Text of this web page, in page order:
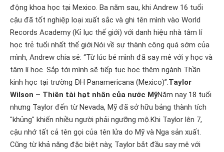
động khoa học tại Mexico. Ba năm sau, khi Andrew 16 tuổi
cậu đã tốt nghiệp loại xuất sắc và ghi tên mình vào World
Records Academy (Kỉ lục thế giới) với danh hiệu nhà tâm lí
học trẻ tuổi nhất thế giới.Nói về sự thành công quá sớm của
mình, Andrew chia sẻ: “Từ lúc bé mình đã say mê với y học và
tâm lí học. Sắp tới mình sẽ tiếp tục học thêm ngành Thần
kinh học tại trường ĐH Panamericana (Mexico)”.Taylor
Wilson – Thiên tài hạt nhân của nước MỹNăm nay 18 tuổi
nhưng Taylor đến từ Nevada, Mỹ đã sở hữu bảng thành tích
"khủng" khiến nhiều người phải ngưỡng mộ.Khi Taylor lên 7,
cậu nhớ tất cả tên gọi của tên lửa do Mỹ và Nga sản xuất.
Cũng từ khả năng đặc biệt này, Taylor bắt đầu say mê với